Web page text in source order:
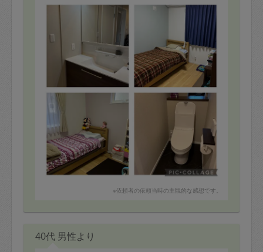
※依頼者の依頼当時の主観的な感想です。
40代 男性より